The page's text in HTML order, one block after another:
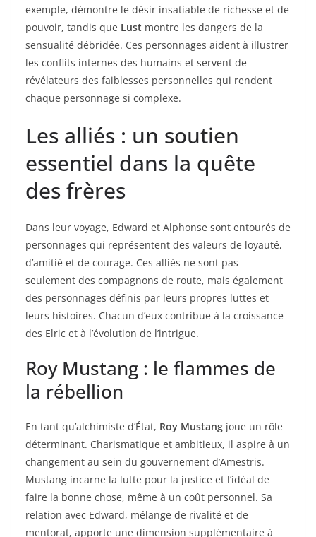
exemple, démontre le désir insatiable de richesse et de
pouvoir, tandis que Lust montre les dangers de la
sensualité débridée. Ces personnages aident à illustrer
les conflits internes des humains et servent de
révélateurs des faiblesses personnelles qui rendent
chaque personnage si complexe.
Les alliés : un soutien
essentiel dans la quête
des frères
Dans leur voyage, Edward et Alphonse sont entourés de
personnages qui représentent des valeurs de loyauté,
d’amitié et de courage. Ces alliés ne sont pas
seulement des compagnons de route, mais également
des personnages définis par leurs propres luttes et
leurs histoires. Chacun d’eux contribue à la croissance
des Elric et à l’évolution de l’intrigue.
Roy Mustang : le flammes de
la rébellion
En tant qu’alchimiste d’État, Roy Mustang joue un rôle
déterminant. Charismatique et ambitieux, il aspire à un
changement au sein du gouvernement d’Amestris.
Mustang incarne la lutte pour la justice et l’idéal de
faire la bonne chose, même à un coût personnel. Sa
relation avec Edward, mélange de rivalité et de
mentorat, apporte une dimension supplémentaire à